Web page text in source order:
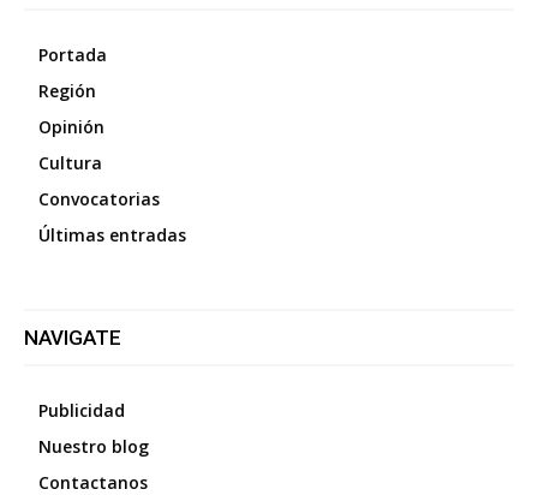
Portada
Región
Opinión
Cultura
Convocatorias
Últimas entradas
NAVIGATE
Publicidad
Nuestro blog
Contactanos